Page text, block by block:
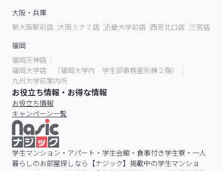
大阪・兵庫
新大阪駅前店 大阪ミナミ店 近畿大学前店 西宮北口店 三宮店
福岡
福岡天神店
福岡大学店 （福岡大学内 学生部事務室別棟２階）
九州大学前案内所
お役立ち情報・お得な情報
お役立ち情報
キャンペーン一覧
学生マンション・アパート・学生会館・食事付き学生寮・一人
暮らしのお部屋探しなら【ナジック】掲載中の学生マンショ